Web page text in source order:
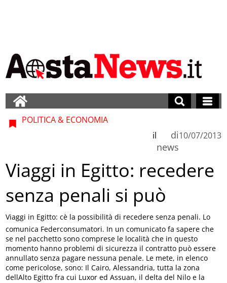
POLITICA & ECONOMIA
di
news
il 10/07/2013
Viaggi in Egitto: recedere
senza penali si può
Viaggi in Egitto: cè la possibilità di recedere senza penali. Lo
comunica Federconsumatori. In un comunicato fa sapere che
se nel pacchetto sono comprese le località che in questo
momento hanno problemi di sicurezza il contratto può essere
annullato senza pagare nessuna penale. Le mete, in elenco
come pericolose, sono: Il Cairo, Alessandria, tutta la zona
dellAlto Egitto fra cui Luxor ed Assuan, il delta del Nilo e la